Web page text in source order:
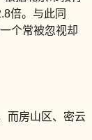
倍。与此同
个常被忽视却
而房山区、密云